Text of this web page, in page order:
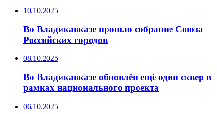
10.10.2025
Во Владикавказе прошло собрание Союза
Российских городов
08.10.2025
Во Владикавказе обновлён ещё один сквер в
рамках национального проекта
06.10.2025